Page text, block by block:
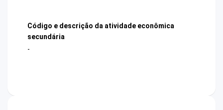
Código e descrição da atividade econômica
secundária
-